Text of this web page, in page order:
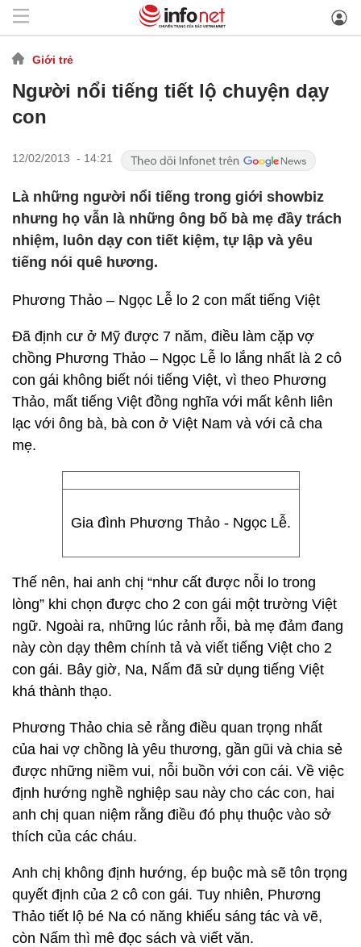
Giới trẻ
Người nổi tiếng tiết lộ chuyện dạy
con
12/02/2013 - 14:21
Là những người nổi tiếng trong giới showbiz
nhưng họ vẫn là những ông bố bà mẹ đầy trách
nhiệm, luôn dạy con tiết kiệm, tự lập và yêu
tiếng nói quê hương.
Phương Thảo – Ngọc Lễ lo 2 con mất tiếng Việt
Đã định cư ở Mỹ được 7 năm, điều làm cặp vợ
chồng Phương Thảo – Ngọc Lễ lo lắng nhất là 2 cô
con gái không biết nói tiếng Việt, vì theo Phương
Thảo, mất tiếng Việt đồng nghĩa với mất kênh liên
lạc với ông bà, bà con ở Việt Nam và với cả cha
mẹ.
Gia đình Phương Thảo - Ngọc Lễ.
Thế nên, hai anh chị “như cất được nỗi lo trong
lòng” khi chọn được cho 2 con gái một trường Việt
ngữ. Ngoài ra, những lúc rảnh rỗi, bà mẹ đảm đang
này còn dạy thêm chính tả và viết tiếng Việt cho 2
con gái. Bây giờ, Na, Nấm đã sử dụng tiếng Việt
khá thành thạo.
Phương Thảo chia sẻ rằng điều quan trọng nhất
của hai vợ chồng là yêu thương, gần gũi và chia sẻ
được những niềm vui, nỗi buồn với con cái. Về việc
định hướng nghề nghiệp sau này cho các con, hai
anh chị quan niệm rằng điều đó phụ thuộc vào sở
thích của các cháu.
Anh chị không định hướng, ép buộc mà sẽ tôn trọng
quyết định của 2 cô con gái. Tuy nhiên, Phương
Thảo tiết lộ bé Na có năng khiếu sáng tác và vẽ,
còn Nấm thì mê đọc sách và viết văn.